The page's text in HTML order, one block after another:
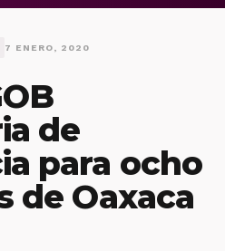
7 ENERO, 2020
de
para ocho
de Oaxaca